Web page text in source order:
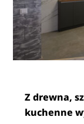
Z drewna,
kuchenne